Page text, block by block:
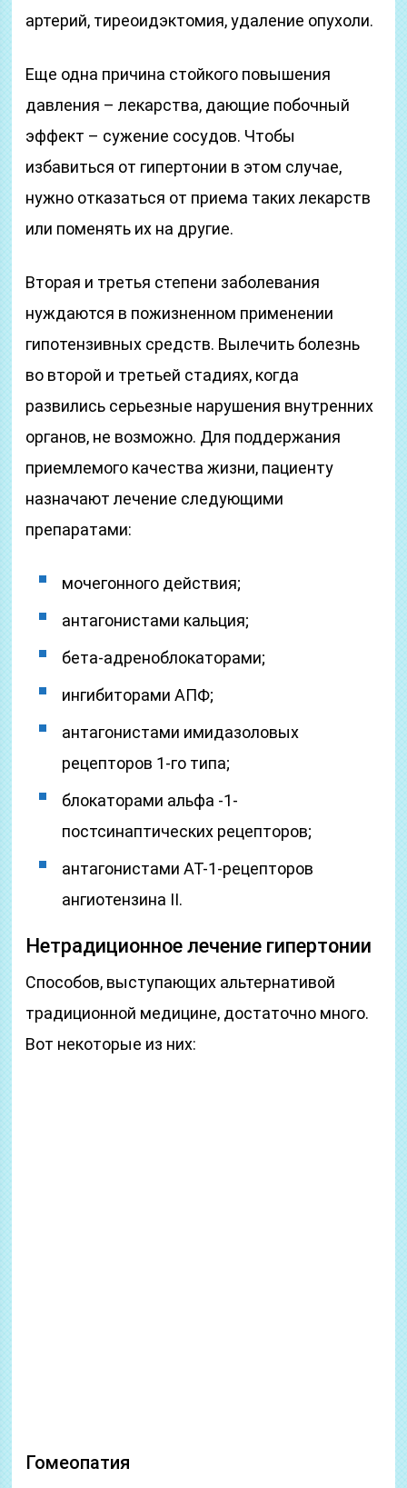
артерий, тиреоидэктомия, удаление опухоли.
Еще одна причина стойкого повышения
давления – лекарства, дающие побочный
эффект – сужение сосудов. Чтобы
избавиться от гипертонии в этом случае,
нужно отказаться от приема таких лекарств
или поменять их на другие.
Вторая и третья степени заболевания
нуждаются в пожизненном применении
гипотензивных средств. Вылечить болезнь
во второй и третьей стадиях, когда
развились серьезные нарушения внутренних
органов, не возможно. Для поддержания
приемлемого качества жизни, пациенту
назначают лечение следующими
препаратами:
мочегонного действия;
антагонистами кальция;
бета-адреноблокаторами;
ингибиторами АПФ;
антагонистами имидазоловых
рецепторов 1-го типа;
блокаторами альфа -1-
постсинаптических рецепторов;
антагонистами АТ-1-рецепторов
ангиотензина II.
Нетрадиционное лечение гипертонии
Способов, выступающих альтернативой
традиционной медицине, достаточно много.
Вот некоторые из них:
Гомеопатия